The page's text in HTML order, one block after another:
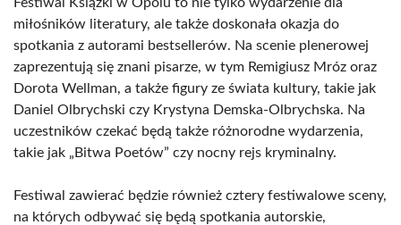
miłośników literatury, ale także doskonała okazja do
spotkania z autorami bestsellerów. Na scenie plenerowej
zaprezentują się znani pisarze, w tym Remigiusz Mróz oraz
Dorota Wellman, a także figury ze świata kultury, takie jak
Daniel Olbrychski czy Krystyna Demska-Olbrychska. Na
uczestników czekać będą także różnorodne wydarzenia,
takie jak „Bitwa Poetów” czy nocny rejs kryminalny.
Festiwal zawierać będzie również cztery festiwalowe sceny,
na których odbywać się będą spotkania autorskie,